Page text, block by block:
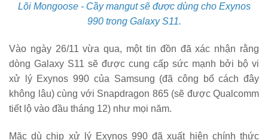
Lõi Mongoose - Cầy mangut sẽ được dùng cho Exynos
990 trong Galaxy S11.
Vào ngày 26/11 vừa qua, một tin đồn đã xác nhận rằng
dòng Galaxy S11 sẽ được cung cấp sức mạnh bởi bộ vi
xử lý Exynos 990 của Samsung (đã công bố cách đây
không lâu) cùng với Snapdragon 865 (sẽ được Qualcomm
tiết lộ vào đầu tháng 12) như mọi năm.
Mặc dù chip xử lý Exynos 990 đã xuất hiện chính thức